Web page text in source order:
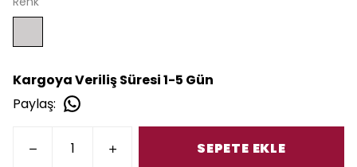
Kargoya Veriliş Süresi 1-5 Gün
Paylaş:
SEPETE EKLE